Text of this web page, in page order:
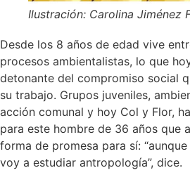
Ilustración: Carolina Jiménez
Desde los 8 años de edad vive
procesos ambientalistas, lo que
detonante del compromiso social
su trabajo. Grupos juveniles,
acción comunal y hoy Col y Flor,
para este hombre de 36 años que
forma de promesa para sí:
voy a estudiar antropología”, dice.